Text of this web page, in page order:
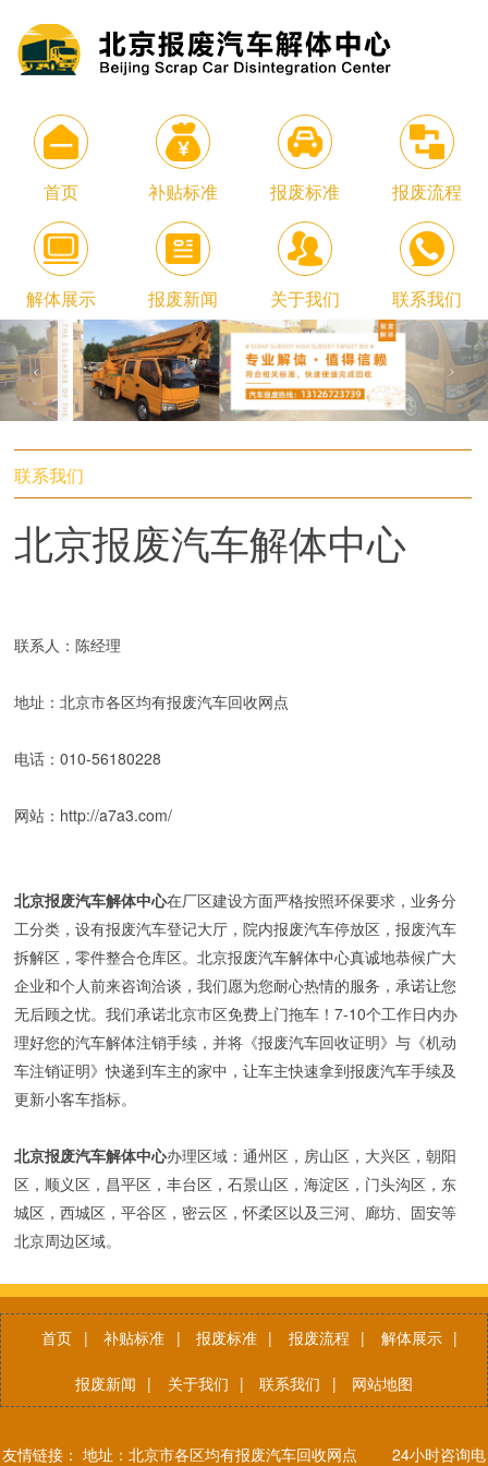
首页 补贴标准 报废标准 报废流程
解体展示 报废新闻 关于我们 联系我们
联系我们
北京报废汽车解体中心
联系人：陈经理
地址：北京市各区均有报废汽车回收网点
电话：010-56180228
网站： http://a7a3.com/
北京报废汽车解体中心在厂区建设方面严格按照环保要求，业务分
工分类，设有报废汽车登记大厅，院内报废汽车停放区，报废汽车
拆解区，零件整合仓库区。北京报废汽车解体中心真诚地恭候广大
企业和个人前来咨询洽谈，我们愿为您耐心热情的服务，承诺让您
无后顾之忧。我们承诺北京市区免费上门拖车！7-10个工作日内办
理好您的汽车解体注销手续，并将《报废汽车回收证明》与《机动
车注销证明》快递到车主的家中，让车主快速拿到报废汽车手续及
更新小客车指标。
北京报废汽车解体中心办理区域：通州区，房山区，大兴区，朝阳
区，顺义区，昌平区，丰台区，石景山区，海淀区，门头沟区，东
城区，西城区，平谷区，密云区，怀柔区以及三河、廊坊、固安等
北京周边区域。
首页 | 补贴标准 | 报废标准 | 报废流程 | 解体展示 |
报废新闻 | 关于我们 | 联系我们 | 网站地图
友情链接： 地址：北京市各区均有报废汽车回收网点 24小时咨询电